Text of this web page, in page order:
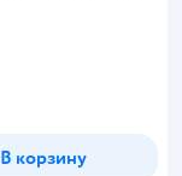
В корзину